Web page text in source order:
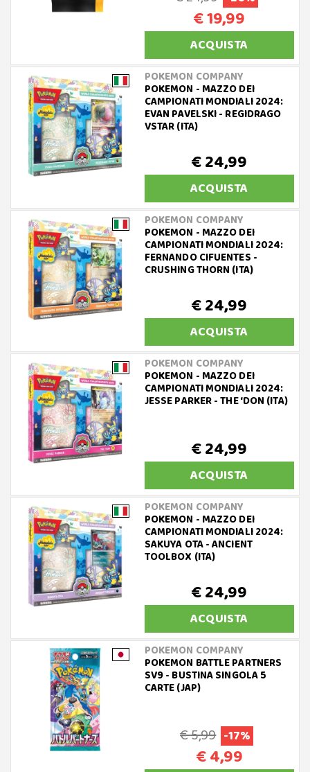
€ 19,99
ACQUISTA
POKEMON COMPANY
POKEMON - MAZZO DEI
CAMPIONATI MONDIALI 2024:
EVAN PAVELSKI - REGIDRAGO
VSTAR (ITA)
€ 24,99
ACQUISTA
POKEMON COMPANY
POKEMON - MAZZO DEI
CAMPIONATI MONDIALI 2024:
FERNANDO CIFUENTES -
CRUSHING THORN (ITA)
€ 24,99
ACQUISTA
POKEMON COMPANY
POKEMON - MAZZO DEI
CAMPIONATI MONDIALI 2024:
JESSE PARKER - THE ‘DON (ITA)
€ 24,99
ACQUISTA
POKEMON COMPANY
POKEMON - MAZZO DEI
CAMPIONATI MONDIALI 2024:
SAKUYA OTA - ANCIENT
TOOLBOX (ITA)
€ 24,99
ACQUISTA
POKEMON COMPANY
POKEMON BATTLE PARTNERS
SV9 - BUSTINA SINGOLA 5
CARTE (JAP)
€ 5,99 -17%
€ 4,99